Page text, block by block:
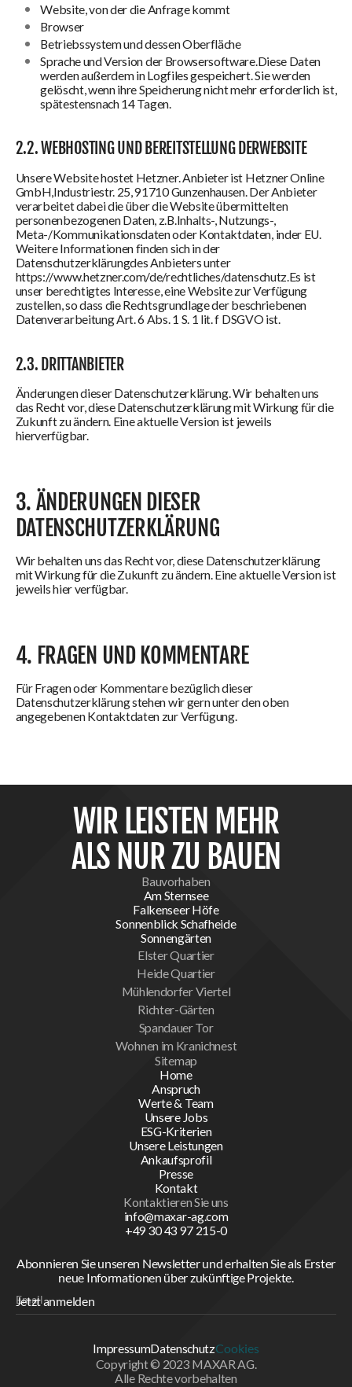
Website, von der die Anfrage kommt
Browser
Betriebssystem und dessen Oberfläche
Sprache und Version der Browsersoftware.Diese Daten
werden außerdem in Logfiles gespeichert. Sie werden
gelöscht, wenn ihre Speicherung nicht mehr erforderlich ist,
spätestensnach 14 Tagen.
2.2. WEBHOSTING UND BEREITSTELLUNG DERWEBSITE
Unsere Website hostet Hetzner. Anbieter ist Hetzner Online
GmbH,Industriestr. 25, 91710 Gunzenhausen. Der Anbieter
verarbeitet dabei die über die Website übermittelten
personenbezogenen Daten, z.B.Inhalts-, Nutzungs-,
Meta-/Kommunikationsdaten oder Kontaktdaten, inder EU.
Weitere Informationen finden sich in der
Datenschutzerklärungdes Anbieters unter
https://www.hetzner.com/de/rechtliches/datenschutz.Es ist
unser berechtigtes Interesse, eine Website zur Verfügung
zustellen, so dass die Rechtsgrundlage der beschriebenen
Datenverarbeitung Art. 6 Abs. 1 S. 1 lit. f DSGVO ist.
2.3. DRITTANBIETER
Änderungen dieser Datenschutzerklärung. Wir behalten uns
das Recht vor, diese Datenschutzerklärung mit Wirkung für die
Zukunft zu ändern. Eine aktuelle Version ist jeweils
hierverfügbar.
3. ÄNDERUNGEN DIESER
DATENSCHUTZERKLÄRUNG
Wir behalten uns das Recht vor, diese Datenschutzerklärung
mit Wirkung für die Zukunft zu ändern. Eine aktuelle Version ist
jeweils hier verfügbar.
4. FRAGEN UND KOMMENTARE
Für Fragen oder Kommentare bezüglich dieser
Datenschutzerklärung stehen wir gern unter den oben
angegebenen Kontaktdaten zur Verfügung.
WIR LEISTEN MEHR
ALS NUR ZU BAUEN
Bauvorhaben
Am Sternsee
Falkenseer Höfe
Sonnenblick Schafheide
Sonnengärten
Elster Quartier
Heide Quartier
Mühlendorfer Viertel
Richter-Gärten
Spandauer Tor
Wohnen im Kranichnest
Sitemap
Home
Anspruch
Werte & Team
Unsere Jobs
ESG-Kriterien
Unsere Leistungen
Ankaufsprofil
Presse
Kontakt
Kontaktieren Sie uns
info@maxar-ag.com
+49 30 43 97 215-0
Abonnieren Sie unseren Newsletter und erhalten Sie als Erster
neue Informationen über zukünftige Projekte.
ImpressumDatenschutzCookies
Copyright © 2023 MAXAR AG.
Alle Rechte vorbehalten